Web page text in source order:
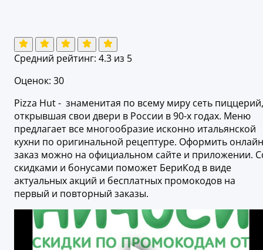
Средний рейтинг: 4.3 из 5
Оценок: 30
Pizza Hut - знаменитая по всему миру сеть пиццерий,
открывшая свои двери в России в 90-х годах. Меню
предлагает все многообразие исконно итальянской
кухни по оригинальной рецептуре. Оформить
заказ можно на официальном сайте и приложении.
скидками и бонусами поможет БериКод в виде
актуальных акций и бесплатных промокодов на
первый и повторный заказы.